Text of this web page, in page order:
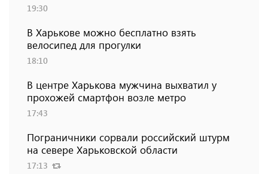
19:30
В Харькове можно бесплатно взять
велосипед для прогулки
18:10
В центре Харькова мужчина выхватил у
прохожей смартфон возле метро
17:43
Пограничники сорвали российский штурм
на севере Харьковской области
17:13